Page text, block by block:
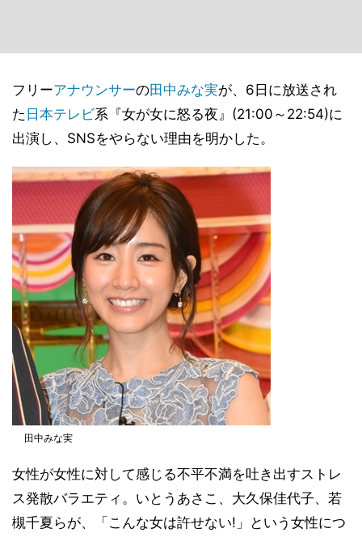
フリーアナウンサーの田中みな実が、6日に放送され
た 日本テレビ系『女が女に怒る夜』(21:00～22:54)に
出演し、SNSをやらない理由を明かした。
田中みな実
女性が女性に対して感じる不平不満を吐き出すストレ
ス発散バラエティ。いとうあさこ、大久保佳代子、若
槻千夏らが、「こんな女は許せない!」という女性につ